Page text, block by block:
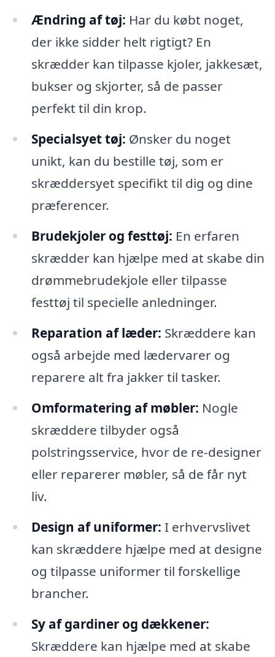
Ændring af tøj: Har du købt noget,
der ikke sidder helt rigtigt? En
skrædder kan tilpasse kjoler, jakkesæt,
bukser og skjorter, så de passer
perfekt til din krop.
Specialsyet tøj: Ønsker du noget
unikt, kan du bestille tøj, som er
skræddersyet specifikt til dig og dine
præferencer.
Brudekjoler og festtøj: En erfaren
skrædder kan hjælpe med at skabe din
drømmebrudekjole eller tilpasse
festtøj til specielle anledninger.
Reparation af læder: Skræddere kan
også arbejde med lædervarer og
reparere alt fra jakker til tasker.
Omformatering af møbler: Nogle
skræddere tilbyder også
polstringsservice, hvor de re-designer
eller reparerer møbler, så de får nyt
liv.
Design af uniformer: I erhvervslivet
kan skræddere hjælpe med at designe
og tilpasse uniformer til forskellige
brancher.
Sy af gardiner og dækkener:
Skræddere kan hjælpe med at skabe